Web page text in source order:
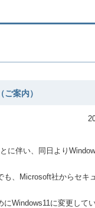
案内）
に伴い、同日より
、Microsoft社からセキ
Windows11に変更して